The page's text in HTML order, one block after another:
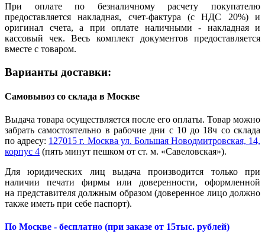
При оплате по безналичному расчету покупателю
предоставляется накладная, счет-фактура (с НДС 20%) и
оригинал счета, а при оплате наличными - накладная и
кассовый чек. Весь комплект документов предоставляется
вместе с товаром.
Варианты доставки:
Самовывоз со склада в Москве
Выдача товара осуществляется после его оплаты. Товар можно
забрать самостоятельно в рабочие дни с 10 до 18ч со склада
по адресу: 127015 г. Москва ул. Большая Новодмитровская, 14,
корпус 4 (пять минут пешком от ст. м. «Савеловская»).
Для юридических лиц выдача производится только при
наличии печати фирмы или доверенности, оформленной
на представителя должным образом (доверенное лицо должно
также иметь при себе паспорт).
По Москве - бесплатно (при заказе от 15тыс. рублей)